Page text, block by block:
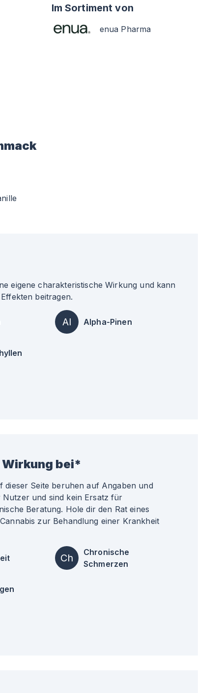
Im Sortiment von
enua Pharma
eigene charakteristische Wirkung und kann
beitragen.
Al Alpha-Pinen
bei*
dieser Seite beruhen auf Angaben und
und sind kein Ersatz für
Beratung. Hole dir den Rat eines
zur Behandlung einer Krankheit
Ch
Chronische
Schmerzen